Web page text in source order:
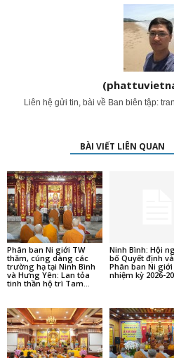
Liên hệ gửi tin, bài về Ban biên tập:
BÀI VIẾT LIÊN QUAN
Phân ban Ni giới TW
thăm, cúng dàng các
trường hạ tại Ninh Bình
và Hưng Yên: Lan tỏa
tinh thần hộ trì Tam...
Ninh Bình: Hội
bố Quyết định
Phân ban Ni
nhiệm kỳ 2026-